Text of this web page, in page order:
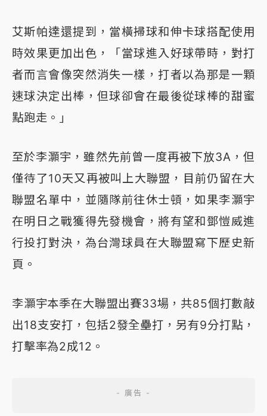
艾斯帕達還提到，當橫掃球和伸卡球搭配使用
時效果更加出色，「當球進入好球帶時，對打
者而言會像突然消失一樣，打者以為那是一顆
速球決定出棒，但球卻會在最後從球棒的甜蜜
點跑走。」
至於李灝宇，雖然先前曾一度再被下放3A，但
僅待了10天又再被叫上大聯盟，目前仍留在大
聯盟名單中，並隨隊前往休士頓，如果李灝宇
在明日之戰獲得先發機會，將有望和鄧愷威進
行投打對決，為台灣球員在大聯盟寫下歷史新
頁。
李灝宇本季在大聯盟出賽33場，共85個打數敲
出18支安打，包括2發全壘打，另有9分打點，
打擊率為2成12。